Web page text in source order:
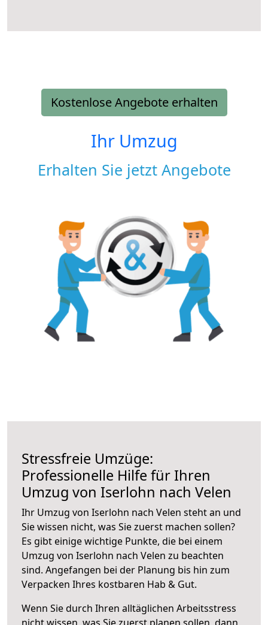
Kostenlose Angebote erhalten
Ihr Umzug
Erhalten Sie jetzt Angebote
Stressfreie Umzüge:
Professionelle Hilfe für Ihren
Umzug von Iserlohn nach Velen
Ihr Umzug von Iserlohn nach Velen steht an und
Sie wissen nicht, was Sie zuerst machen sollen?
Es gibt einige wichtige Punkte, die bei einem
Umzug von Iserlohn nach Velen zu beachten
sind. Angefangen bei der Planung bis hin zum
Verpacken Ihres kostbaren Hab & Gut.
Wenn Sie durch Ihren alltäglichen Arbeitsstress